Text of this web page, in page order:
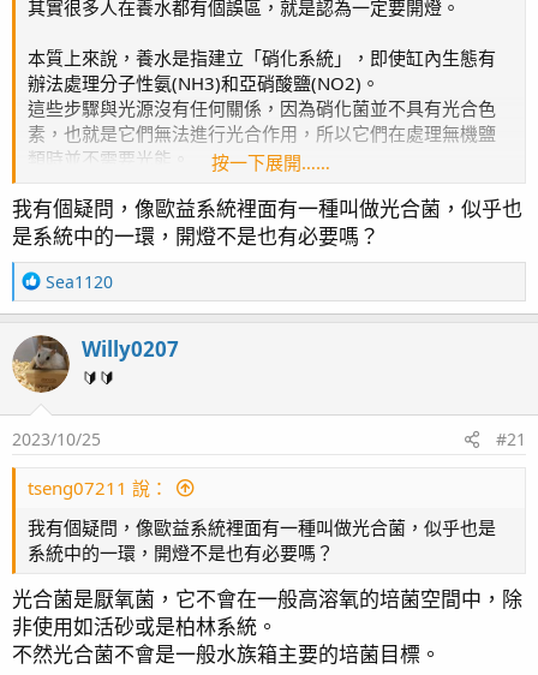
其實很多人在養水都有個誤區，就是認為一定要開燈。
本質上來說，養水是指建立「硝化系統」，即使缸內生態有
辦法處理分子性氨(NH3)和亞硝酸鹽(NO2)。
這些步驟與光源沒有任何關係，因為硝化菌並不具有光合色
素，也就是它們無法進行光合作用，所以它們在處理無機鹽
類時並不需要光能。
比起光能來說，對於硝化菌更重要的是「無機碳」，即二氧
化碳。
就海水來說，我們並不會在海水中添加二氧化碳，因為二氧
化碳溶於水會解離出質子，使水中的氫氧根離子相對降低，
從而降低PH值。
低PH值的環境對珊瑚來說是有顯著的影響的，因為珊瑚在生
長時會向周圍環境釋放出質子，而低PH值的環境將會使質子
的釋出更加困難。
碳？
中獲得，而這種反應一般在細胞中進行，我們有時稱這種吸
收二氧化碳的方式為「直接利用」。
回歸正題，養水的重點並不在於燈光，你甚至整個養水時期
都不開燈也沒關係，硝化過程同樣在進行。
按一下展開……
我有個疑問，像歐益系統裡面有一種叫做光合菌，似乎也
是系統中的一環，開燈不是也有必要嗎？
R
e
c
t
i
o
n
：
Sea1120
Willy0207
🔰🔰
2023/10/25 #21
tseng07211 說：
我有個疑問，像歐益系統裡面有一種叫做光合菌，似乎也是
系統中的一環，開燈不是也有必要嗎？
光合菌是厭氧菌，它不會在一般高溶氧的培菌空間中，除
非使用如活砂或是柏林系統。
不然光合菌不會是一般水族箱主要的培菌目標。